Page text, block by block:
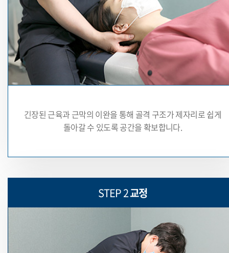
긴장된 근육과 근막의 이완을 통해 골격 구조가제자리로 쉽게
돌아갈 수 있도록 공간을 확보합니다.
STEP 2교정